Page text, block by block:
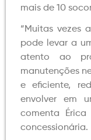
mais de 10
“Muitas vezes
pode levar a
atento ao
manutenções
e eficiente,
envolver em
comenta Érica
concessionária.